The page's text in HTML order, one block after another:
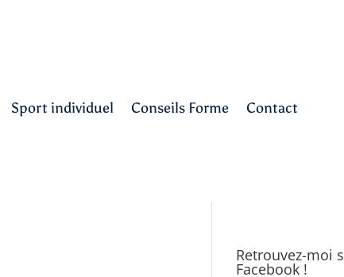
Sport individuel Conseils Forme Contact
Retrouvez-moi
Facebook !